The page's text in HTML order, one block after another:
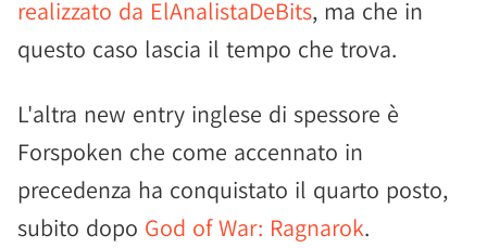
realizzato da ElAnalistaDeBits, ma che in
questo caso lascia il tempo che trova.
L'altra new entry inglese di spessore è
Forspoken che come accennato in
precedenza ha conquistato il quarto posto,
subito dopo God of War: Ragnarok.